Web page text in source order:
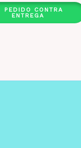
PEDIDO CONTRA
ENTREGA